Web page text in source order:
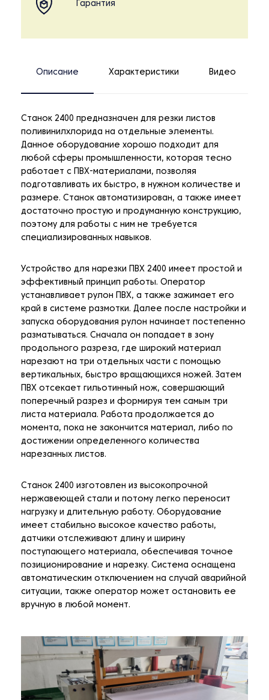
Гарантия
Описание Характеристики Видео
Станок 2400 предназначен для резки листов
поливинилхлорида на отдельные элементы.
Данное оборудование хорошо подходит для
любой сферы промышленности, которая тесно
работает с ПВХ-материалами, позволяя
подготавливать их быстро, в нужном количестве и
размере. Станок автоматизирован, а также имеет
достаточно простую и продуманную конструкцию,
поэтому для работы с ним не требуется
специализированных навыков.
Устройство для нарезки ПВХ 2400 имеет простой и
эффективный принцип работы. Оператор
устанавливает рулон ПВХ, а также зажимает его
край в системе размотки. Далее после настройки и
запуска оборудования рулон начинает постепенно
разматываться. Сначала он попадает в зону
продольного разреза, где широкий материал
нарезают на три отдельных части с помощью
вертикальных, быстро вращающихся ножей. Затем
ПВХ отсекает гильотинный нож, совершающий
поперечный разрез и формируя тем самым три
листа материала. Работа продолжается до
момента, пока не закончится материал, либо по
достижении определенного количества
нарезанных листов.
Станок 2400 изготовлен из высокопрочной
нержавеющей стали и потому легко переносит
нагрузку и длительную работу. Оборудование
имеет стабильно высокое качество работы,
датчики отслеживают длину и ширину
поступающего материала, обеспечивая точное
позиционирование и нарезку. Система оснащена
автоматическим отключением на случай аварийной
ситуации, также оператор может остановить ее
вручную в любой момент.